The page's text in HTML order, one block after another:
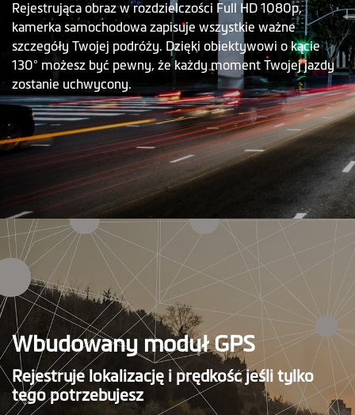
Rejestrująca obraz w rozdzielczości Full HD 1080p,
kamerka samochodowa zapisuje wszystkie ważne
szczegóły Twojej podróży. Dzięki obiektywowi o kącie
130° możesz być pewny, że każdy moment Twojej jazdy
zostanie uchwycony.
Wbudowany moduł GPS
Rejestruje lokalizację i prędkość jeśli tylko
tego potrzebujesz